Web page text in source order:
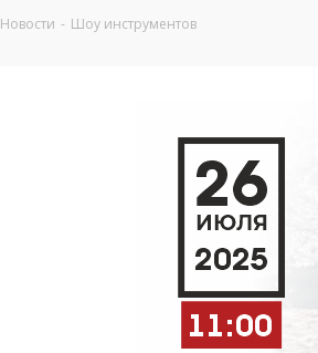
Новости - Шоу инструментов